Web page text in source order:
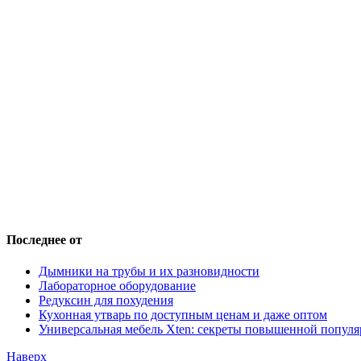
Последнее от
Дымники на трубы и их разновидности
Лабораторное оборудование
Редуксин для похудения
Кухонная утварь по доступным ценам и даже оптом
Универсальная мебель Xten: секреты повышенной
Наверх